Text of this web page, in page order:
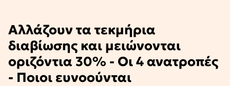
Αλλάζουν τα τεκμήρια
διαβίωσης και μειώνονται
οριζόντια 30% - Οι 4 ανατροπές
- Ποιοι ευνοούνται